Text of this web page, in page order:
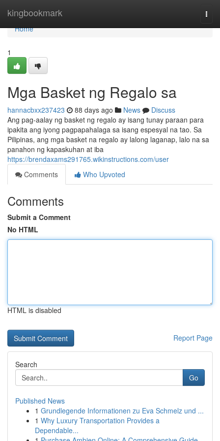
kingbookmark
Home
Home
1
Mga Basket ng Regalo sa
hannacbxx237423 88 days ago News
Discuss
Ang pag-aalay ng basket ng regalo ay isang tunay paraan para
ipakita ang iyong pagpapahalaga sa isang espesyal na tao. Sa
Pilipinas, ang mga basket na regalo ay lalong laganap, lalo na sa
panahon ng kapaskuhan at iba
https://brendaxams291765.wikinstructions.com/user
Comments
Who Upvoted
Comments
Submit a Comment
No HTML
HTML is disabled
Report Page
Search
Go
Published News
1 Grundlegende Informationen zu Eva Schmelz und ...
1 Why Luxury Transportation Provides a
Dependable...